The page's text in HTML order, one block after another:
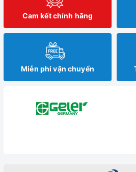
Cam kết chính hãng
Miễn phí vận chuyển